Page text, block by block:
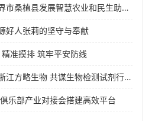
市桑植县发展智慧农业和民生助老
人张莉的坚守与奉献
准摸排 筑牢平安防线
生物检测试剂行业
乐部产业对接会搭建高效平台